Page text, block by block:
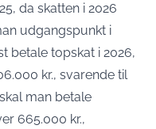
da skatten i 2026
udgangspunkt i
betale topskat i 2026,
kr., svarende til
man betale
665.000 kr.,